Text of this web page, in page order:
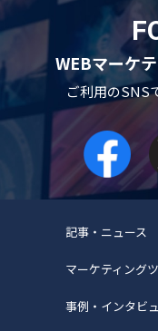
WEBマーケ
ご利用のSNS
記事・ニュース
マーケティング
事例・インタビ